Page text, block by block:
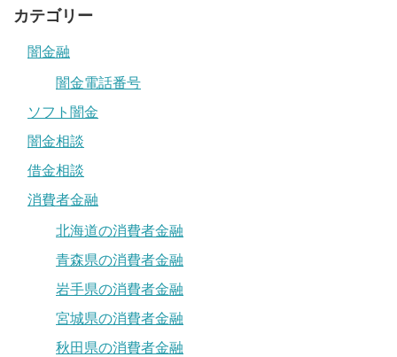
カテゴリー
闇金融
闇金電話番号
ソフト闇金
闇金相談
借金相談
消費者金融
北海道の消費者金融
青森県の消費者金融
岩手県の消費者金融
宮城県の消費者金融
秋田県の消費者金融